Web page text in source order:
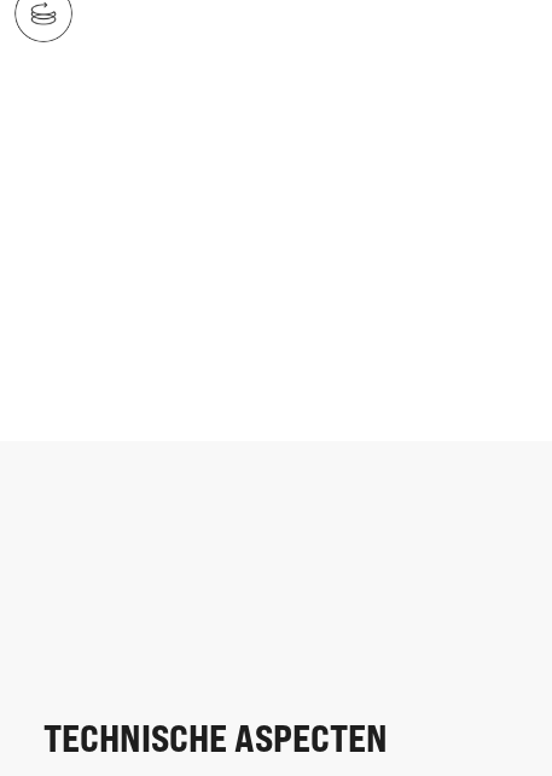
TECHNISCHE ASPECTEN